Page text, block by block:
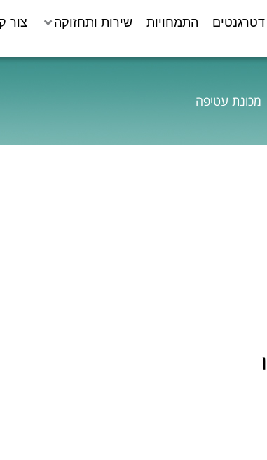
דטרגנטים התמחויות שירות ותחזוקה צור
מכונת עטיפה